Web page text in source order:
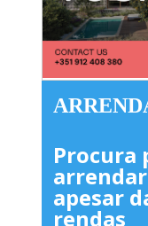
Procura
apesar
rendas